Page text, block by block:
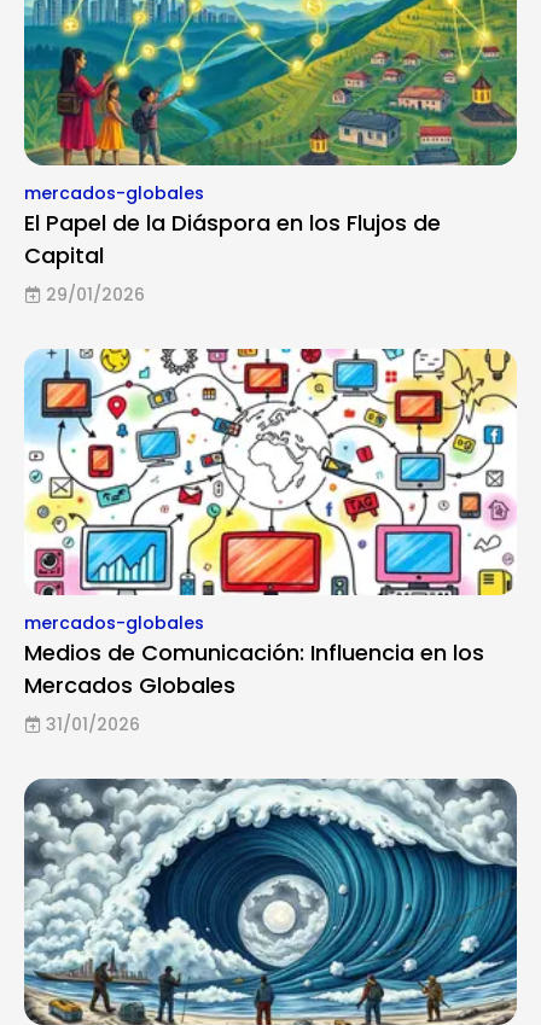
mercados-globales
El Papel de la Diáspora en los Flujos de
Capital
29/01/2026
mercados-globales
Medios de Comunicación: Influencia en los
Mercados Globales
31/01/2026